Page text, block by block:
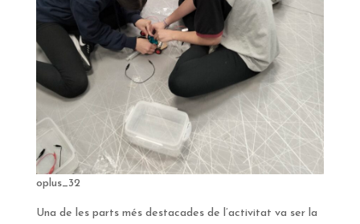
oplus_32
Una de les parts més destacades de l’activitat va ser la